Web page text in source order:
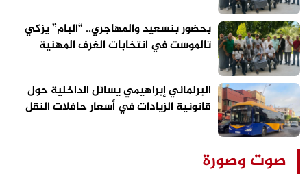
بحضور بنسعيد والمهاجري.. “البام” يزكي
تالموست في انتخابات الغرف المهنية
البرلماني إبراهيمي يسائل الداخلية حول
قانونية الزيادات في أسعار حافلات النقل
صوت وصورة